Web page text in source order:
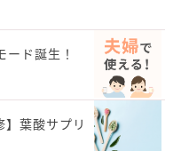
ード誕生！
】葉酸サプリ